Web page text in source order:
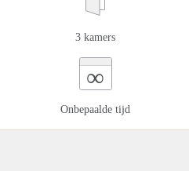
3 kamers
∞
Onbepaalde tijd